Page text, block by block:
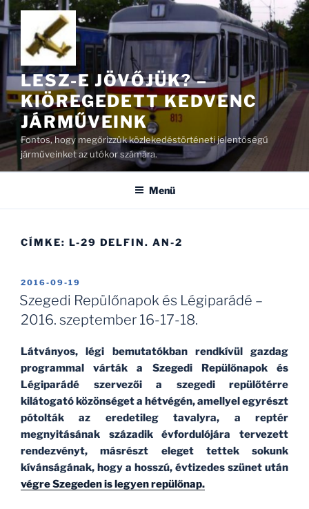
Tartalomhoz
LESZ-E JÖVŐJÜK? –
KIÖREGEDETT KEDVENC
JÁRMŰVEINK
Fontos, hogy megőrizzük közlekedéstörténeti jelentőségű
járműveinket az utókor számára.
Menü
CÍMKE: L-29 DELFIN. AN-2
BEKÜLDVE:
2016-09-19
Szegedi Repülőnapok és Légiparádé –
2016. szeptember 16-17-18.
Látványos, légi bemutatókban rendkívül gazdag
programmal várták a Szegedi Repülőnapok és
Légiparádé szervezői a szegedi repülőtérre
kilátogató közönséget a hétvégén, amellyel egyrészt
pótolták az eredetileg tavalyra, a reptér
megnyitásának századik évfordulójára tervezett
rendezvényt, másrészt eleget tettek sokunk
kívánságának, hogy a hosszú, évtizedes szünet után
végre Szegeden is legyen repülőnap.